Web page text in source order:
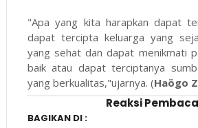
"Apa yang kita harapkan dapat
dapat tercipta keluarga yang
yang sehat dan dapat menikmati
baik atau dapat terciptanya
yang berkualitas,"ujarnya. (Haögo
Reaksi
BAGIKAN DI :